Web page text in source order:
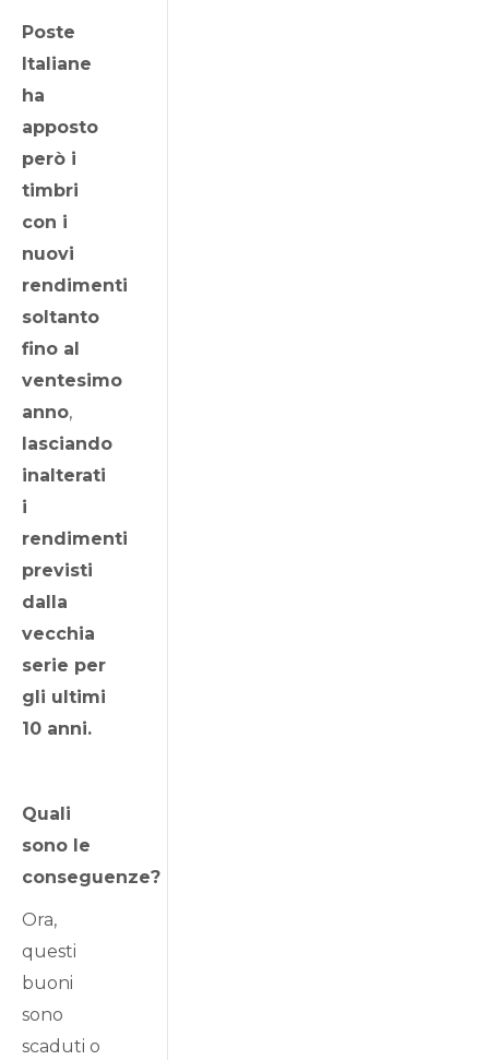
Poste
Italiane
ha
apposto
però i
timbri
con i
nuovi
rendimenti
soltanto
fino al
ventesimo
anno,
lasciando
inalterati
i
rendimenti
previsti
dalla
vecchia
serie per
gli ultimi
10 anni.
Quali
sono le
conseguenze?
Ora,
questi
buoni
sono
scaduti o